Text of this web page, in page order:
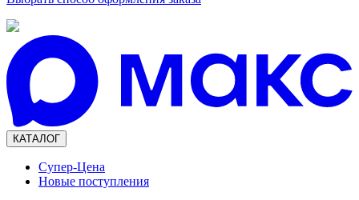
КАТАЛОГ
Супер-Цена
Новые поступления